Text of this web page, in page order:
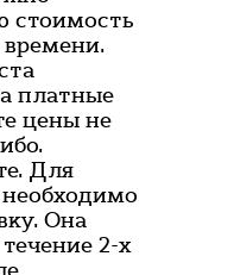
стоимость
времени.
платные
цены не
Для
Она
2-х